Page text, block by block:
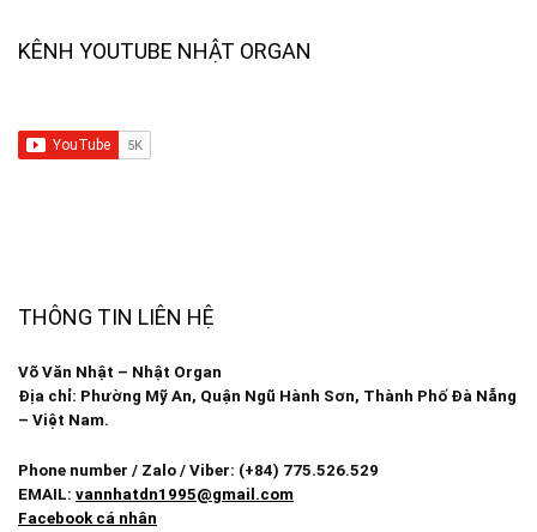
KÊNH YOUTUBE NHẬT ORGAN
THÔNG TIN LIÊN HỆ
Võ Văn Nhật – Nhật Organ
Địa chỉ: Phường Mỹ An, Quận Ngũ Hành Sơn, Thành Phố Đà Nẵng
– Việt Nam.
Phone number / Zalo / Viber: (+84) 775.526.529
EMAIL: vannhatdn1995@gmail.com
Facebook cá nhân